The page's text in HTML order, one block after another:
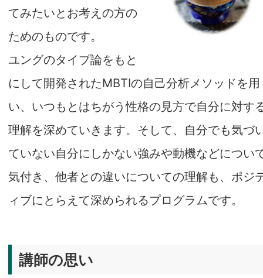
てみたいとお考えの方の
ためのものです。
ユングのタイプ論をもと
にして開発されたMBTIの自己分析メソッドを用
い、いつもとはちがう性格の見方で自分に対す
理解を深めていきます。そして、自分でも気づ
ていない自分にしかない強みや動機などについ
気付き、他者との違いについての理解も、ポジ
ィブにとらえて深められるプログラムです。
講師の思い